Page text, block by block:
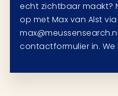
echt zichtbaar maakt?
op met Max van Alst
contactformulier in.